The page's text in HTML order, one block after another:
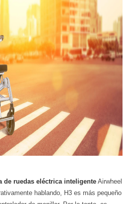
de ruedas eléctrica inteligenteAirwheel
hablando, H3 es más pequeño